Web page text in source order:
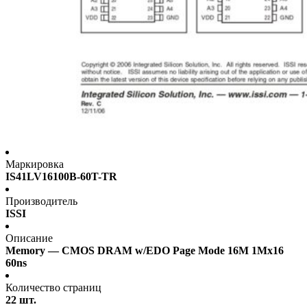
Маркировка
IS41LV16100B-60T-TR
Производитель
ISSI
Описание
Memory — CMOS DRAM w/EDO Page Mode 16M 1Mx16
60ns
Количество страниц
22 шт.